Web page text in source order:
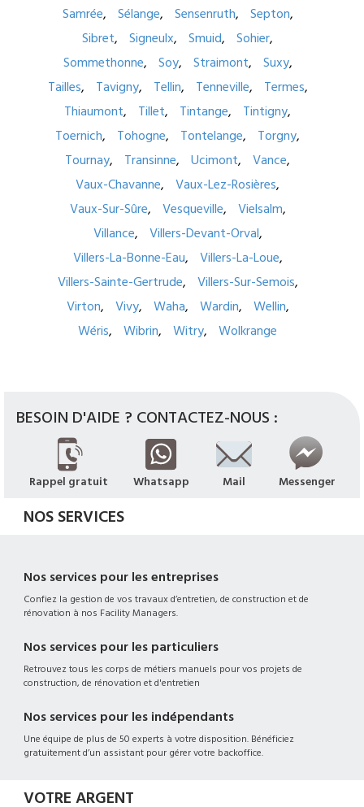
Samrée
Sélange Sensenruth
Septon
Sibret
Signeulx Smuid
Sohier
Sommethonne
Soy Straimont
Suxy
Tailles
Tavigny Tellin Tenneville
Termes
Thiaumont
Tillet Tintange
Tintigny
Toernich
Tohogne Tontelange
Torgny
Tournay
Transinne Ucimont
Vance
Vaux-Chavanne
Vaux-Lez-Rosières
Vaux-Sur-Sûre
Vesqueville
Vielsalm
Villance
Villers-Devant-Orval
Villers-La-Bonne-Eau
Villers-La-Loue
Villers-Sainte-Gertrude
Villers-Sur-Semois
Virton
Vivy Waha Wardin
Wellin
Wéris
Wibrin Witry Wolkrange
BESOIN D'AIDE ? CONTACTEZ-NOUS :
Rappel gratuit Whatsapp Mail Messenger
NOS SERVICES
Nos services pour les entreprises
Confiez la gestion de vos travaux d’entretien, de construction et de
rénovation à nos Facility Managers.
Nos services pour les particuliers
Retrouvez tous les corps de métiers manuels pour vos projets de
construction, de rénovation et d'entretien
Nos services pour les indépendants
Une équipe de plus de 50 experts à votre disposition. Bénéficiez
gratuitement d’un assistant pour gérer votre backoffice.
VOTRE ARGENT